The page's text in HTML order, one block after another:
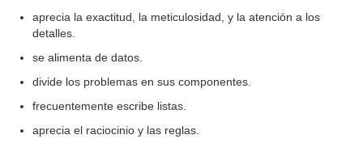
aprecia la exactitud, la meticulosidad, y la atención a los
detalles.
se alimenta de datos.
divide los problemas en sus componentes.
frecuentemente escribe listas.
aprecia el raciocinio y las reglas.